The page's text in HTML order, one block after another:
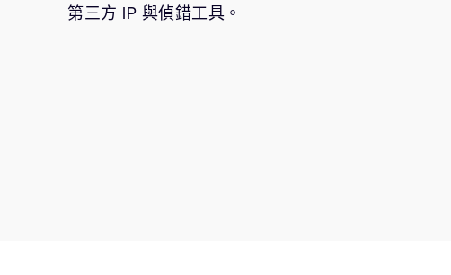
第三方 IP 與偵錯工具。